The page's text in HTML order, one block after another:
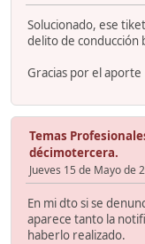
Solucionado, ese
delito de conducción
Gracias por el aporte
Temas
décimotercera.
Jueves 15 de Mayo de
En mi dto si se
aparece tanto la
haberlo realizado.